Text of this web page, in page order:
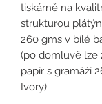
tiskárně na
strukturou
260 gms v bílé
(po domluvě lze
papír s gramáží
Ivory)